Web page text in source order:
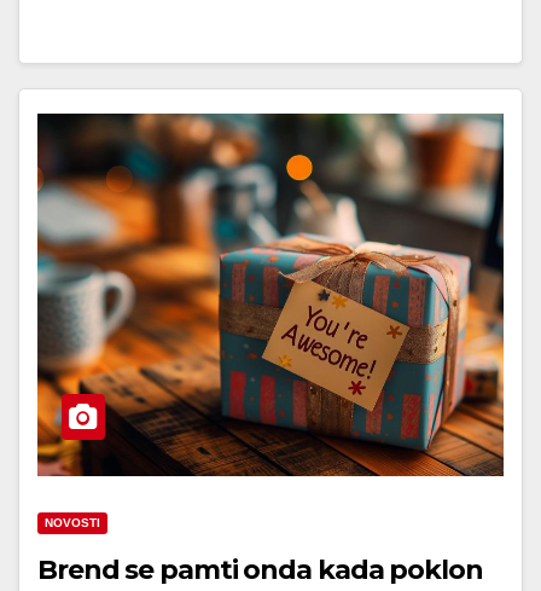
NOVOSTI
Brend se pamti onda kada poklon